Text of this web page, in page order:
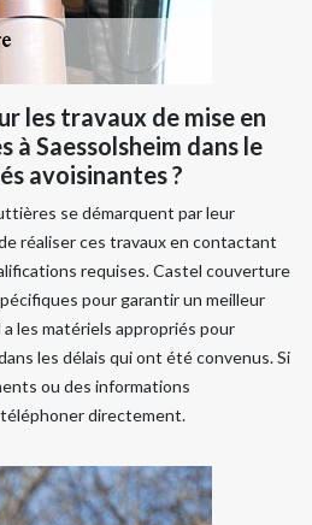
les travaux de mise en
à Saessolsheim dans le
avoisinantes ?
se démarquent par leur
réaliser ces travaux en contactant
requises. Castel couverture
pour garantir un meilleur
les matériels appropriés pour
les délais qui ont été convenus. Si
ou des informations
directement.